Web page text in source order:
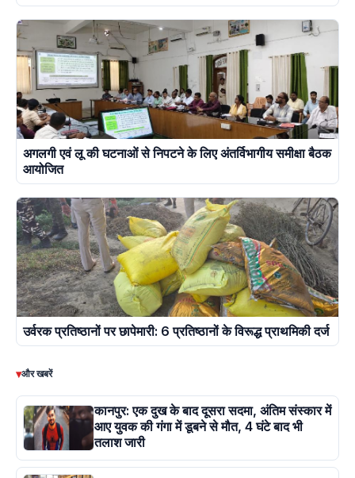
अगलगी एवं लू की घटनाओं से निपटने के लिए अंतर्विभागीय समीक्षा बैठक
आयोजित
उर्वरक प्रतिष्ठानों पर छापेमारी: 6 प्रतिष्ठानों के विरूद्ध प्राथमिकी दर्ज
▾और खबरें
कानपुर: एक दुख के बाद दूसरा सदमा, अंतिम संस्कार में
आए युवक की गंगा में डूबने से मौत, 4 घंटे बाद भी
तलाश जारी